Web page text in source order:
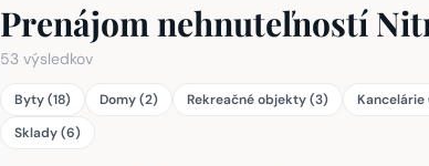
Prenájom nehnuteľností
53 výsledkov
Byty (18) Domy (2) Rekreačné objekty (3) Kancelárie
Sklady (6)